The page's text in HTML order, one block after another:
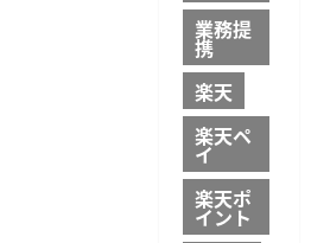
業務提
携
楽天
楽天ペ
イ
楽天ポ
イント